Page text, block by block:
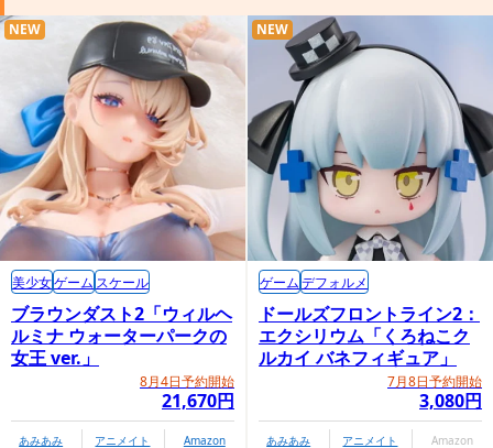
ブラウンダスト2「ウィルヘ
ルミナ ウォーターパークの
女王 ver.」
8月4日予約開始
21,670円
NEW
美少女ゲーム スケール
あみあみ アニメイト Amazon
ドールズフロントライン2：
エクシリウム「くろねこク
ルカイ バネフィギュア」
7月8日予約開始
3,080円
NEW
ゲームデフォルメ
あみあみ アニメイト Amazon